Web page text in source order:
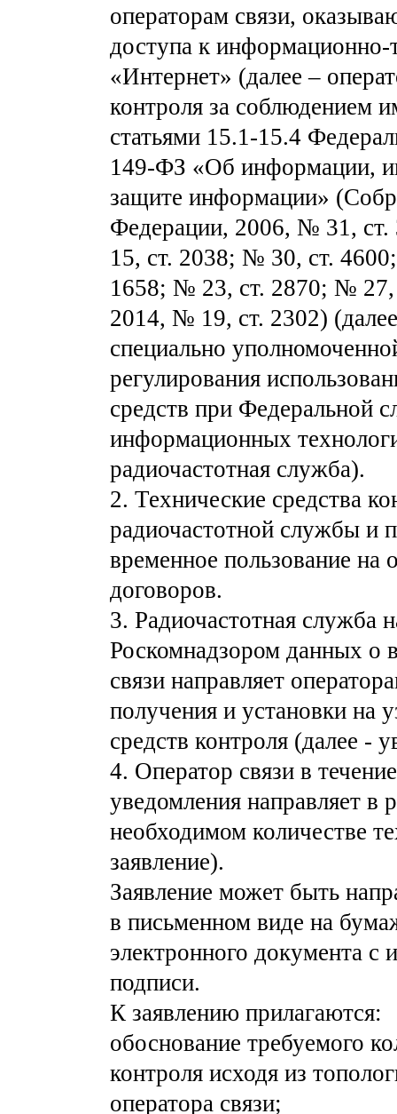
операторам связи,
доступа к информационно-
«Интернет» (далее –
контроля за соблюдением
статьями 15.1-15.4
149-ФЗ «Об информации,
защите информации»
Федерации, 2006, № 31,
15, ст. 2038; № 30, ст.
1658; № 23, ст. 2870; № 27,
2014, № 19, ст. 2302)
специально
регулирования
средств при Федеральной
информационных
радиочастотная служба).
2. Технические средства
радиочастотной службы и
временное пользование на
договоров.
3. Радиочастотная служба
Роскомнадзором данных о
связи направляет
получения и установки на
средств контроля (далее -
4. Оператор связи в
уведомления направляет в
необходимом количестве
заявление).
Заявление может быть
в письменном виде на
электронного документа с
подписи.
К заявлению прилагаются:
обоснование требуемого
контроля исходя из
оператора связи;